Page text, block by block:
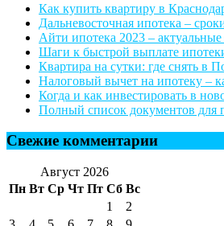
Как купить квартиру в
Дальневосточная ипотека –
Айти ипотека 2023 –
Шаги к быстрой выплате
Квартира на сутки: где снять в
Налоговый вычет на ипотеку –
Когда и как инвестировать в
Полный список документов для
Свежие комментарии
Август 2026
Пн Вт Ср Чт Пт Сб Вс
1
2